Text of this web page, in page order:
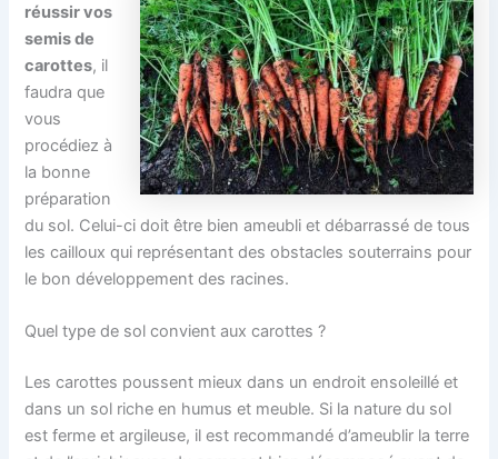
réussir vos
semis de
carottes, il
faudra que
vous
procédiez à
la bonne
préparation
du sol. Celui-ci doit être bien ameubli et débarrassé de tous
les cailloux qui représentant des obstacles souterrains pour
le bon développement des racines.
Quel type de sol convient aux carottes ?
Les carottes poussent mieux dans un endroit ensoleillé et
dans un sol riche en humus et meuble. Si la nature du sol
est ferme et argileuse, il est recommandé d’ameublir la terre